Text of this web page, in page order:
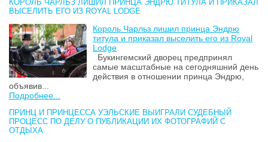
КОРОЛЬ ЧАРЛЬЗ ЛИШИЛ ПРИНЦА ЭНДРЮ ТИТУЛА И ПРИКАЗАЛ
ВЫСЕЛИТЬ ЕГО ИЗ ROYAL LODGE
Король Чарльз лишил принца Эндрю
титула и приказал выселить его из Royal
Lodge
Букингемский дворец предпринял
самые масштабные на сегодняшний день
действия в отношении принца Эндрю,
объявив...
Подробнее...
ПРИНЦ И ПРИНЦЕССА УЭЛЬСКИЕ ВЫИГРАЛИ СУДЕБНЫЙ
ПРОЦЕСС ПО ДЕЛУ О ПУБЛИКАЦИИ ИХ ФОТОГРАФИЙ С
ОТДЫХА